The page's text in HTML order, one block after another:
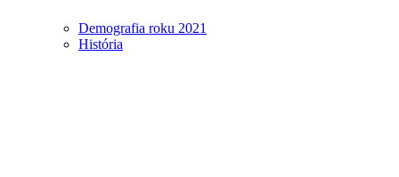
Demografia roku 2021
História